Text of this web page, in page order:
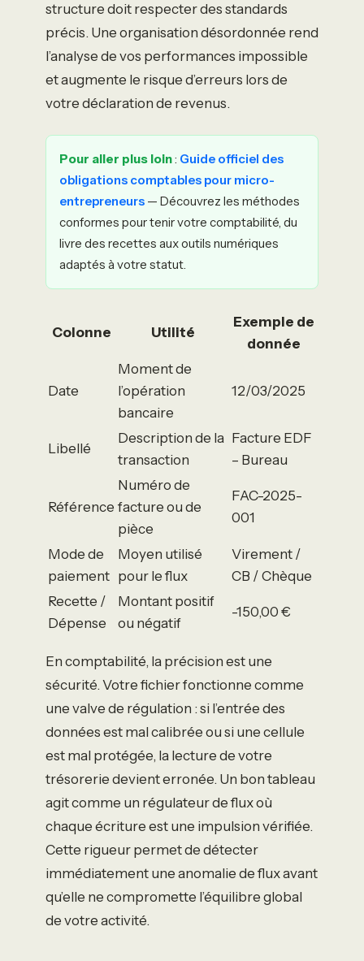
structure doit respecter des standards
précis. Une organisation désordonnée rend
l’analyse de vos performances impossible
et augmente le risque d’erreurs lors de
votre déclaration de revenus.
Pour aller plus loin: Guide officiel des
obligations comptables pour micro-
entrepreneurs — Découvrez les méthodes
conformes pour tenir votre comptabilité, du
livre des recettes aux outils numériques
adaptés à votre statut.
Colonne Utilité
Exemple de
donnée
Date
Moment de
l’opération
bancaire
12/03/2025
Libellé
Description de la
transaction
Facture EDF
– Bureau
Référence
Numéro de
facture ou de
pièce
FAC-2025-
001
Mode de
paiement
Moyen utilisé
pour le flux
Virement /
CB / Chèque
Recette /
Dépense
Montant positif
ou négatif
-150,00 €
En comptabilité, la précision est une
sécurité. Votre fichier fonctionne comme
une valve de régulation : si l’entrée des
données est mal calibrée ou si une cellule
est mal protégée, la lecture de votre
trésorerie devient erronée. Un bon tableau
agit comme un régulateur de flux où
chaque écriture est une impulsion vérifiée.
Cette rigueur permet de détecter
immédiatement une anomalie de flux avant
qu’elle ne compromette l’équilibre global
de votre activité.